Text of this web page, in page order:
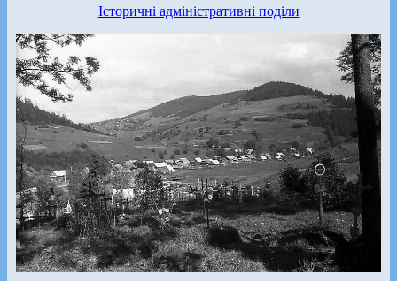
Історичні адміністративні поділи